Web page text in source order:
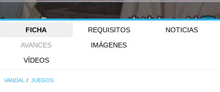
FICHA REQUISITOS
NOTICIAS
AVANCES
IMÁGENES
VÍDEOS
VANDAL JUEGOS